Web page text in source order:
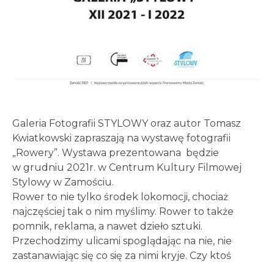
Galeria Fotografii STYLOWY oraz autor Tomasz
Kwiatkowski zapraszają na wystawę fotografii
„Rowery”. Wystawa prezentowana będzie
w grudniu 2021r. w Centrum Kultury Filmowej
Stylowy w Zamościu.
Rower to nie tylko środek lokomocji, chociaż
najczęściej tak o nim myślimy. Rower to także
pomnik, reklama, a nawet dzieło sztuki.
Przechodzimy ulicami spoglądając na nie, nie
zastanawiając się co się za nimi kryje. Czy ktoś